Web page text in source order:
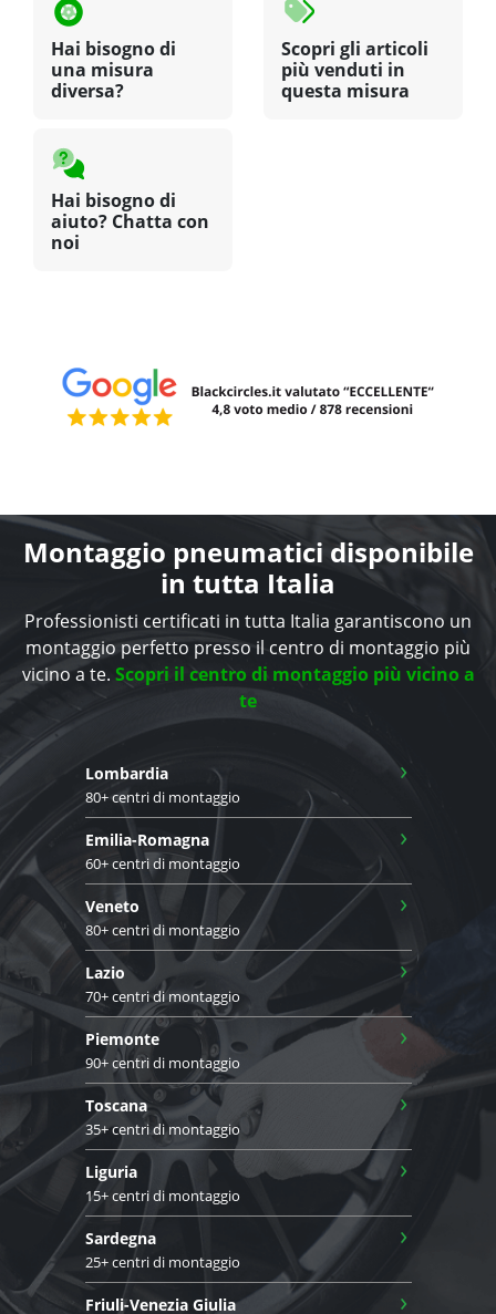
Hai bisogno di
una misura
diversa?
Scopri gli articoli
più venduti in
questa misura
Hai bisogno di
aiuto? Chatta con
noi
Montaggio pneumatici disponibile
in tutta Italia
Professionisti certificati in tutta Italia garantiscono un
montaggio perfetto presso il centro di montaggio più
vicino a te. Scopri il centro di montaggio più vicino a
te
Lombardia
80+ centri di montaggio
›
Emilia-Romagna
60+ centri di montaggio
›
Veneto
80+ centri di montaggio
›
Lazio
70+ centri di montaggio
›
Piemonte
90+ centri di montaggio
›
Toscana
35+ centri di montaggio
›
Liguria
15+ centri di montaggio
›
Sardegna
25+ centri di montaggio
›
Friuli-Venezia Giulia ›